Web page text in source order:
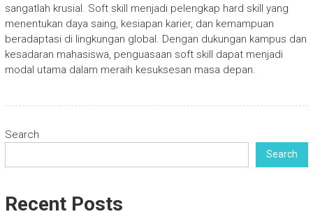
sangatlah krusial. Soft skill menjadi pelengkap hard skill yang
menentukan daya saing, kesiapan karier, dan kemampuan
beradaptasi di lingkungan global. Dengan dukungan kampus dan
kesadaran mahasiswa, penguasaan soft skill dapat menjadi
modal utama dalam meraih kesuksesan masa depan.
Search
Search
Recent Posts